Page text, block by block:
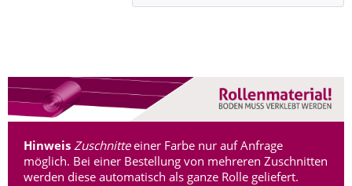
Hinweis Zuschnitteeiner Farbe nur auf Anfrage
möglich. Bei einer Bestellung von mehreren Zuschnitten
werden diese automatisch als ganze Rolle geliefert.